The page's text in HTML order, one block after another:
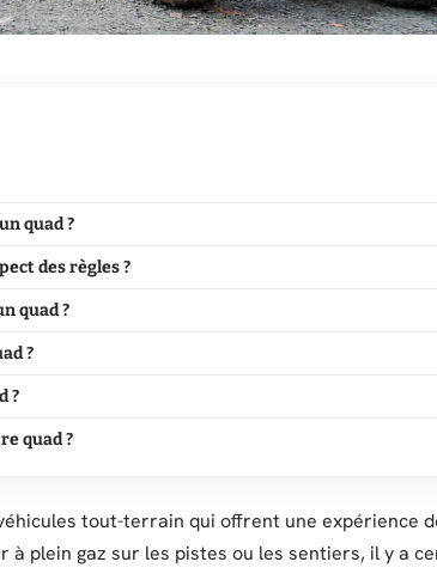
quad ?
des règles ?
quad ?
?
?
quad ?
tout-terrain qui offrent une expérience
à plein gaz sur les pistes ou les sentiers, il y a